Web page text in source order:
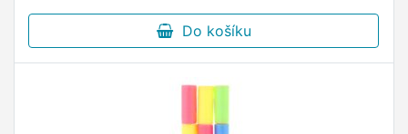
Do košíku